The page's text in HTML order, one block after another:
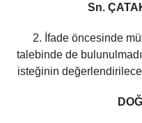
Sn.
2. İfade öncesinde
talebinde de
isteğinin